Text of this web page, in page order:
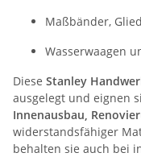
Maßbänder,
Wasserwaagen
Diese Stanley
ausgelegt und eignen
Innenausbau,
widerstandsfähiger
behalten sie auch bei